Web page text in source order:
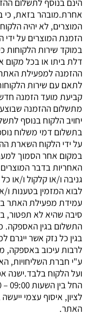
הינם בנוסף לתשלום
אחרת.מובהר בזאת, כי
המוצרים, לא יהיה
הזמנת המוצרים על ידי
במוקד שירות הלקוחות
דלת ביתו או בכל מקום
ההזמנה למפעילת
לתאם עם שירות
קביעת מועד הזמנה
מתשלום ההזמנה
יחויב הלקוח בנוסף
בתשלום דמי משלוח
על ידי הלקוח השארת
במקום אחר הסמוך
האחריות בדבר
גניבה ו/או קלקול ו/או
לבוא המזמין בטענות
עמידת מפעילת האתר
סיבה שהיא לא תפטור,
התשלום בגין
בגין כל נזק אשר ייגרם
לרבות עיכוב באספקה,
ע"י חברת השליחויות,
ועל הלקוח בלבד.ישנה
לציון, איסוף עצמי
האתר.